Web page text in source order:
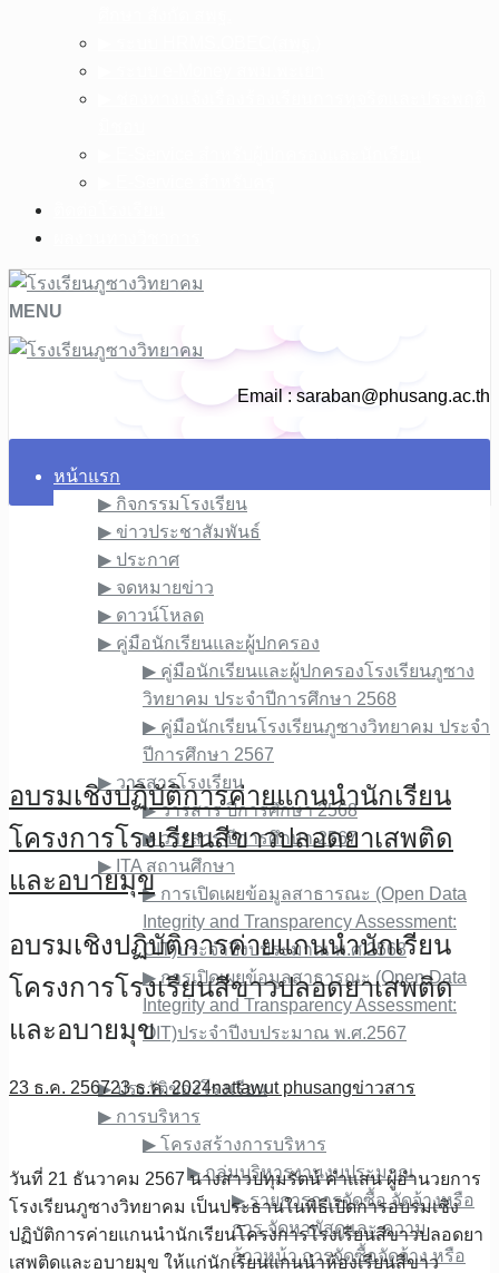
MENU
Email :saraban@phusang.ac.th
หน้าแรก
▶︎ กิจกรรมโรงเรียน
▶︎ ข่าวประชาสัมพันธ์
▶︎ ประกาศ
▶︎ จดหมายข่าว
▶︎ ดาวน์โหลด
▶︎ คู่มือนักเรียนและผู้ปกครอง
▶︎ คู่มือนักเรียนและผู้ปกครองโรงเรียนภูซาง
วิทยาคม ประจำปีการศึกษา 2568
▶︎ คู่มือนักเรียนโรงเรียนภูซางวิทยาคม ประจำ
ปีการศึกษา 2567
▶︎ วารสารโรงเรียน
▶︎ วารสาร ปีการศึกษา 2568
▶︎ วารสาร ปีการศึกษา 2567
▶︎ ITA สถานศึกษา
▶︎ การเปิดเผยข้อมูลสาธารณะ (Open Data
Integrity and Transparency Assessment:
OIT)ประจำปีงบประมาณ พ.ศ.2568
▶︎ การเปิดเผยข้อมูลสาธารณะ (Open Data
Integrity and Transparency Assessment:
OIT)ประจำปีงบประมาณ พ.ศ.2567
▶︎ ประวัติของโรงเรียน
▶︎ การบริหาร
▶︎ โครงสร้างการบริหาร
▶︎ กลุ่มบริหารงานงบประมาณ
▶︎ รายการการจัดซื้อ จัดจ้างหรือ
การ จัดหาพัสดุและ ความ
ก้าวหน้า การจัดซื้อจัดจ้าง หรือ
อบรม​เชิง​ปฏิบัติการ​ค่ายแกนนำ​นักเรียน​
โครงการ​โรงเรียน​สีขาว​ปลอด​ยาเสพติด​
และ​อบายมุข
อบรม​เชิง​ปฏิบัติการ​ค่ายแกนนำ​นักเรียน​
โครงการ​โรงเรียน​สีขาว​ปลอด​ยาเสพติด​
และ​อบายมุข
23 ธ.ค. 256723 ธ.ค. 2024nattawut phusangข่าวสาร
วันที่​ 21​ ธันวาคม​ 2567​ นางสาว​ปทุม​รัตน์​ คำ​แสน​ ผู้​อำนวยการ​
โรงเรียน​ภูซาง​วิทยาคม​ เป็น​ประธาน​ใน​พิธี​เปิด​การอบรม​เชิง​
ปฏิบัติการ​ค่ายแกนนำ​นักเรียน​โครงการ​โรงเรียน​สีขาว​ปลอด​ยา
เสพติด​และ​อบายมุข​ ให้แก่​นักเรียนแกนนำ​ห้องเรียน​สีขาว​